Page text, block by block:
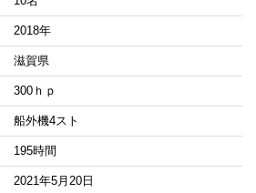
2018年
滋賀県
300ｈｐ
船外機4スト
195時間
2021年5月20日